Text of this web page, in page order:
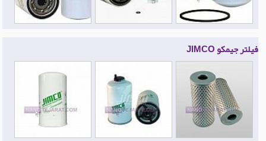
فیلتر جیمکو JIMCO